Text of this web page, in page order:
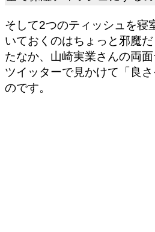
そして2つのティッシュを寝
いておくのはちょっと邪魔
たなか、山崎実業さんの両
ツイッターで見かけて「良
のです。